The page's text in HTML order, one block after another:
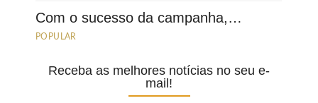
Com o sucesso da campanha,…
POPULAR
Receba as melhores notícias no seu e-
mail!